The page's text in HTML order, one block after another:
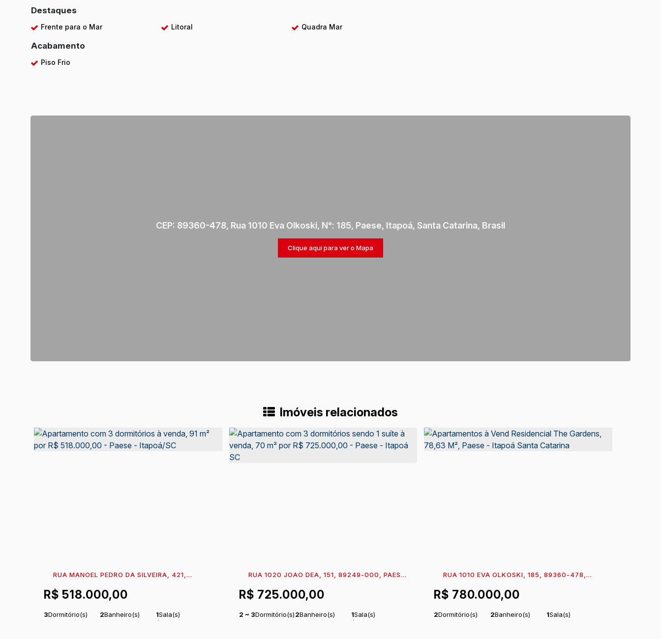
Destaques
Frente para o Mar Litoral Quadra Mar
Acabamento
Piso Frio
CEP: 89360-478, Rua 1010 Eva Olkoski, N°: 185, Paese, Itapoá, Santa Catarina, Brasil
Clique aqui para ver o Mapa
Imóveis relacionados
R$ 518.000,00
RUA MANOEL PEDRO DA SILVEIRA, 421,
BRASIL
3Dormitório(s) 2Banheiro(s) 1Sala(s)
R$ 725.000,00
RUA 1020 JOAO DEA, 151, 89249-000, PAESE,
2 ~ 3Dormitório(s)2Banheiro(s) 1Sala(s)
R$ 780.000,00
RUA 1010 EVA OLKOSKI, 185, 89360-478,
2Dormitório(s) 2Banheiro(s) 1Sala(s)